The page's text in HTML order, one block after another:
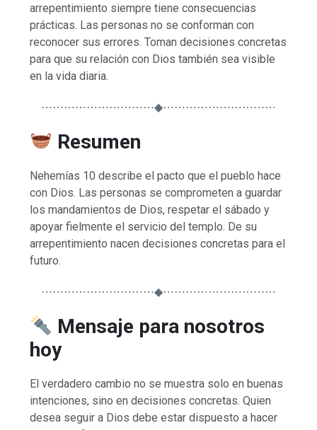
arrepentimiento siempre tiene consecuencias
prácticas. Las personas no se conforman con
reconocer sus errores. Toman decisiones concretas
para que su relación con Dios también sea visible
en la vida diaria.
⋯⋯⋯⋯⋯⋯⋯⋯⋯⋯◆⋯⋯⋯⋯⋯⋯⋯⋯⋯⋯
Resumen
Nehemías 10 describe el pacto que el pueblo hace
con Dios. Las personas se comprometen a guardar
los mandamientos de Dios, respetar el sábado y
apoyar fielmente el servicio del templo. De su
arrepentimiento nacen decisiones concretas para el
futuro.
⋯⋯⋯⋯⋯⋯⋯⋯⋯⋯◆⋯⋯⋯⋯⋯⋯⋯⋯⋯⋯
Mensaje para nosotros
hoy
El verdadero cambio no se muestra solo en buenas
intenciones, sino en decisiones concretas. Quien
desea seguir a Dios debe estar dispuesto a hacer